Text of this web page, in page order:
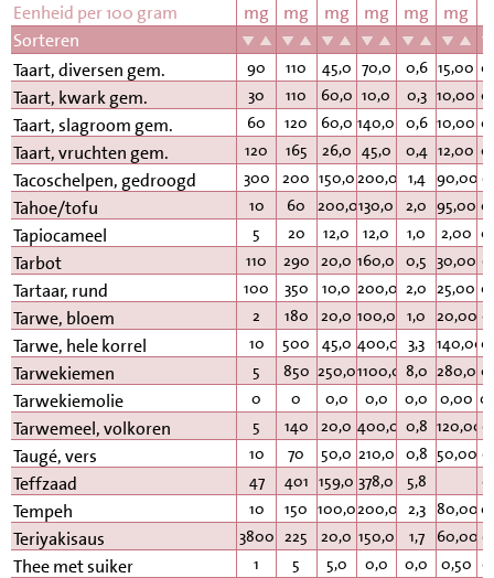
Eenheid per 100 gram mg mg mg mg mg mg
Sorteren
Taart, diversen gem.
90 110 45,0 70,0 0,6 15,00
Taart, kwark gem. 30 110 60,0 10,0 0,3 10,00
Taart, slagroom gem. 60 120 60,0 140,0 0,6 10,00
Taart, vruchten gem. 120 165 26,0 45,0 0,4 12,00
Tacoschelpen, gedroogd 300 200 150,0200,0 1,4 90,00
Tahoe/tofu 10 60 200,0130,0 2,0 95,00
Tapiocameel 5 20 12,0 12,0 1,0 2,00
Tarbot 110 290 20,0 160,0 0,5 30,00
Tartaar, rund 100 350 10,0 200,0 2,0 25,00
Tarwe, bloem 2 180 20,0 100,0 1,0 20,00
Tarwe, hele korrel 10 500 45,0 400,0 3,3 140,00
Tarwekiemen 5 850 250,01100,0 8,0 280,00
Tarwekiemolie 0 0 0,0 0,0 0,0 0,00
Tarwemeel, volkoren 5 140 20,0 400,0 0,8 120,00
Taugé, vers 10 70 50,0 210,0 0,8 50,00
Teffzaad 47 401 159,0 378,0 5,8
Tempeh 10 150 100,0200,0 2,3 80,00
Teriyakisaus 3800 225 20,0 150,0 1,7 60,00
Thee met suiker 1 5 5,0 0,0 0,0 0,50